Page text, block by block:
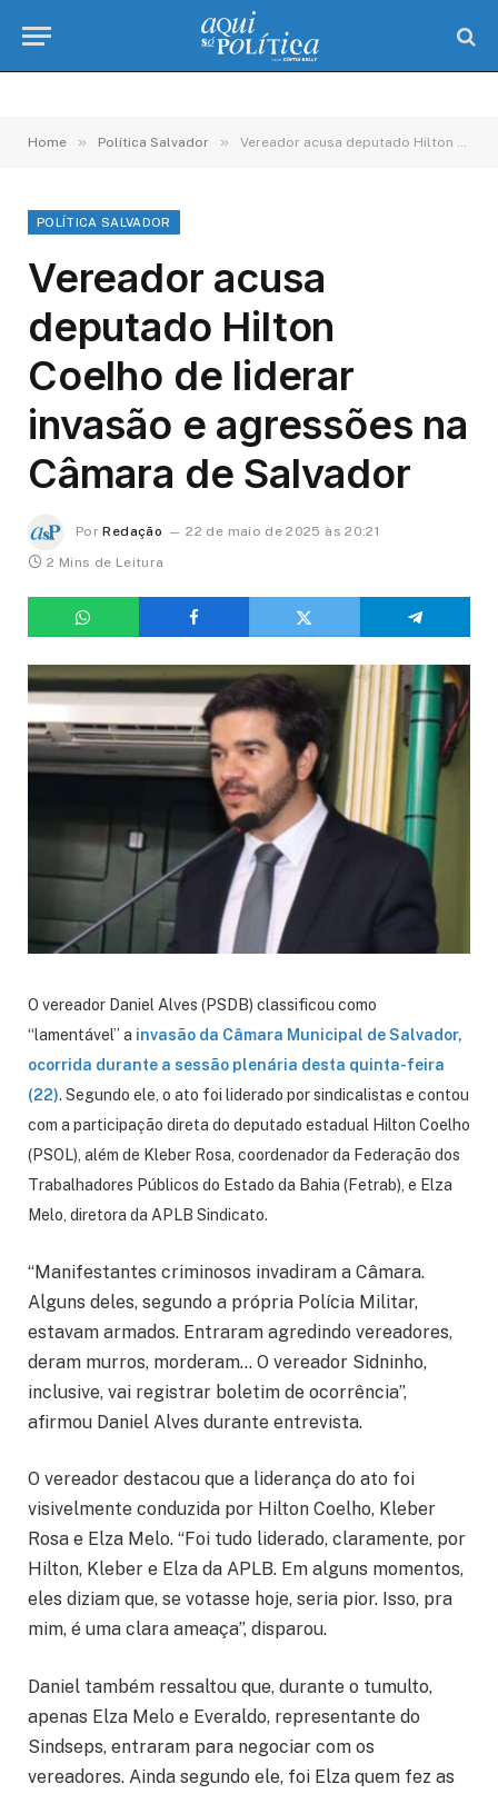
Home » Política Salvador » Vereador acusa deputado Hilton Coelho de liderar invasão e agressões na Câmara de Salvador
POLÍTICA SALVADOR
Vereador acusa
deputado Hilton
Coelho de liderar
invasão e agressões na
Câmara de Salvador
Por Redação
22 de maio de 2025 às 20:21
2 Mins de Leitura
O vereador Daniel Alves (PSDB) classificou como
“lamentável” a invasão da Câmara Municipal de Salvador,
ocorrida durante a sessão plenária desta quinta-feira
(22). Segundo ele, o ato foi liderado por sindicalistas e contou
com a participação direta do deputado estadual Hilton Coelho
(PSOL), além de Kleber Rosa, coordenador da Federação dos
Trabalhadores Públicos do Estado da Bahia (Fetrab), e Elza
Melo, diretora da APLB Sindicato.
“Manifestantes criminosos invadiram a Câmara.
Alguns deles, segundo a própria Polícia Militar,
estavam armados. Entraram agredindo vereadores,
deram murros, morderam… O vereador Sidninho,
inclusive, vai registrar boletim de ocorrência”,
afirmou Daniel Alves durante entrevista.
O vereador destacou que a liderança do ato foi
visivelmente conduzida por Hilton Coelho, Kleber
Rosa e Elza Melo. “Foi tudo liderado, claramente, por
Hilton, Kleber e Elza da APLB. Em alguns momentos,
eles diziam que, se votasse hoje, seria pior. Isso, pra
mim, é uma clara ameaça”, disparou.
Daniel também ressaltou que, durante o tumulto,
apenas Elza Melo e Everaldo, representante do
Sindseps, entraram para negociar com os
vereadores. Ainda segundo ele, foi Elza quem fez as